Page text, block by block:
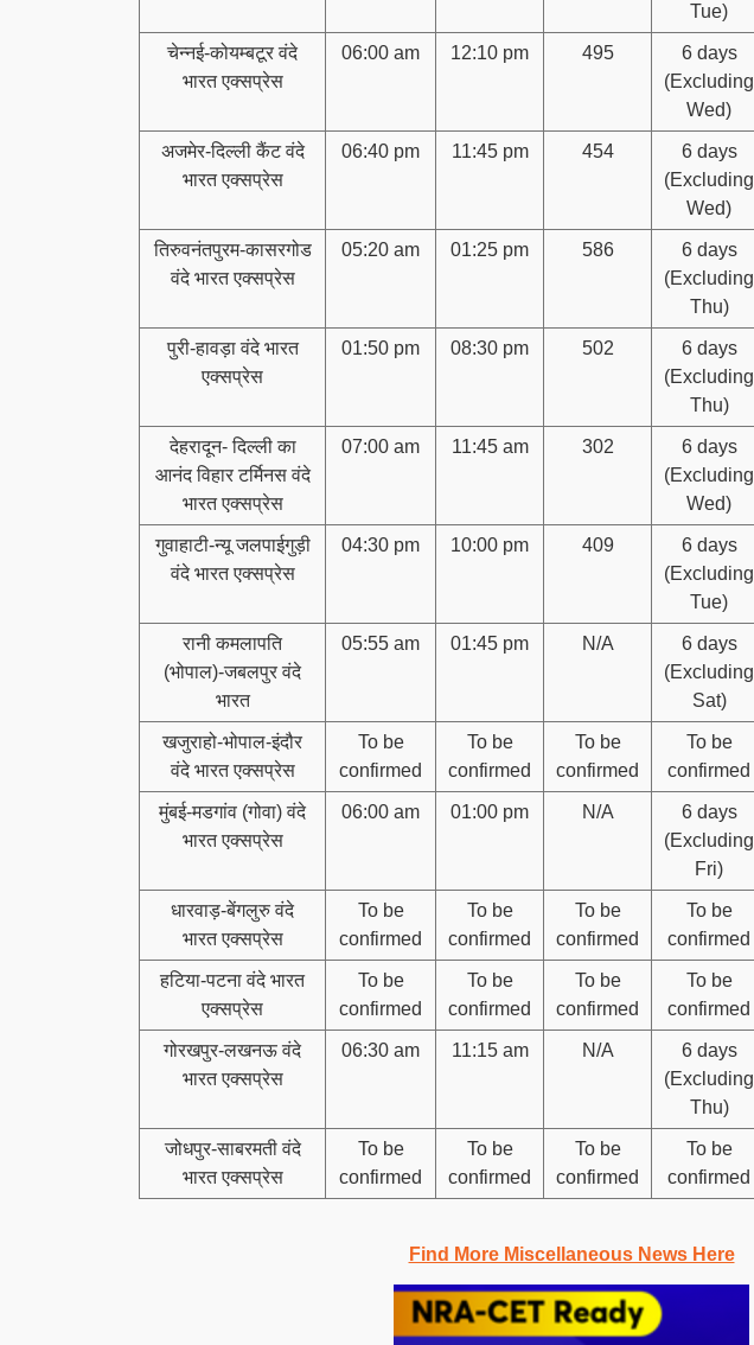
Tue)
चेन्नई-कोयम्बटूर वंदे
भारत एक्सप्रेस
06:00 am 12:10 pm 495
6 days
(Excluding
Wed)
अजमेर-दिल्ली कैंट वंदे
भारत एक्सप्रेस
06:40 pm 11:45 pm 454
6 days
(Excluding
Wed)
तिरुवनंतपुरम-कासरगोड
वंदे भारत एक्सप्रेस
05:20 am 01:25 pm 586
6 days
(Excluding
Thu)
पुरी-हावड़ा वंदे भारत
एक्सप्रेस
01:50 pm 08:30 pm 502
6 days
(Excluding
Thu)
देहरादून- दिल्ली का
आनंद विहार टर्मिनस वंदे
भारत एक्सप्रेस
07:00 am 11:45 am 302
6 days
(Excluding
Wed)
गुवाहाटी-न्यू जलपाईगुड़ी
वंदे भारत एक्सप्रेस
04:30 pm 10:00 pm 409
6 days
(Excluding
Tue)
रानी कमलापति
(भोपाल)-जबलपुर वंदे
भारत
05:55 am 01:45 pm N/A
6 days
(Excluding
Sat)
खजुराहो-भोपाल-इंदौर
वंदे भारत एक्सप्रेस
To be
confirmed
To be
confirmed
To be
confirmed
To be
confirmed
मुंबई-मडगांव (गोवा) वंदे
भारत एक्सप्रेस
06:00 am 01:00 pm N/A
6 days
(Excluding
Fri)
धारवाड़-बेंगलुरु वंदे
भारत एक्सप्रेस
To be
confirmed
To be
confirmed
To be
confirmed
To be
confirmed
हटिया-पटना वंदे भारत
एक्सप्रेस
To be
confirmed
To be
confirmed
To be
confirmed
To be
confirmed
गोरखपुर-लखनऊ वंदे
भारत एक्सप्रेस
06:30 am 11:15 am N/A
6 days
(Excluding
Thu)
जोधपुर-साबरमती वंदे
भारत एक्सप्रेस
To be
confirmed
To be
confirmed
To be
confirmed
To be
confirmed
Find More Miscellaneous News Here